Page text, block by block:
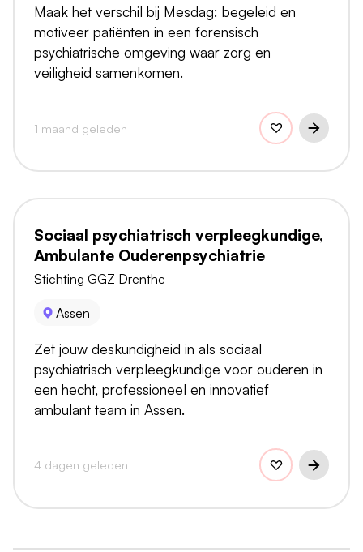
Maak het verschil bij Mesdag: begeleid en
motiveer patiënten in een forensisch
psychiatrische omgeving waar zorg en
veiligheid samenkomen.
1 maand geleden
Sociaal psychiatrisch verpleegkundige,
Ambulante Ouderenpsychiatrie
Stichting GGZ Drenthe
Assen
Zet jouw deskundigheid in als sociaal
psychiatrisch verpleegkundige voor ouderen in
een hecht, professioneel en innovatief
ambulant team in Assen.
4 dagen geleden